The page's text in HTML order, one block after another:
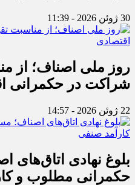
30 ژوئن 2026 - 11:39
روز ملی اصناف؛ از
شراکت در حکمرانی
22 ژوئن 2026 - 14:57
بلوغ نهادی اتاق‌های
حکمرانی مطلوب و